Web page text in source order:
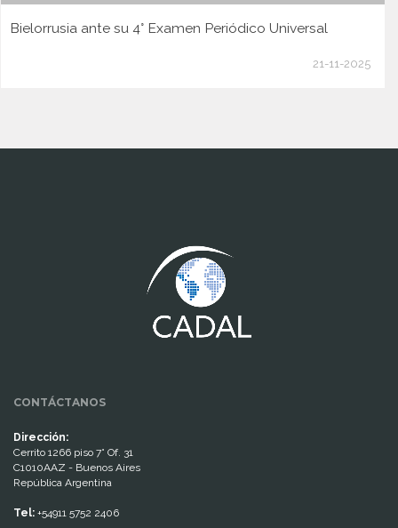
Bielorrusia ante su 4° Examen Periódico Universal
21-11-2025
CONTÁCTANOS
Dirección:
Cerrito 1266 piso 7° Of. 31
C1010AAZ - Buenos Aires
República Argentina
Tel: +54911 5752 2406